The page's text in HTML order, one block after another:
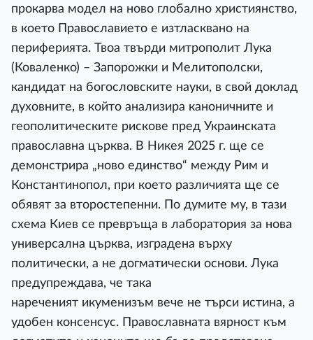
прокарва модел на ново глобално християнство,
в което Православието е изтласквано на
периферията. Твоа твърди митрополит Лука
(Коваленко) – Запорожки и Мелитополски,
кандидат на богословските науки, в свой доклад
духовните, в който анализира каноничните и
геополитическите рискове пред Украинската
православна църква. В Никея 2025 г. ще се
демонстрира „ново единство“ между Рим и
Константинопол, при което различията ще се
обявят за второстепенни. По думите му, в тази
схема Киев се превръща в лаборатория за нова
универсална църква, изградена върху
политически, а не догматически основи. Лука
предупреждава, че така
нареченият икуменизъм вече не търси истина, а
удобен консенсус. Православната вярност към